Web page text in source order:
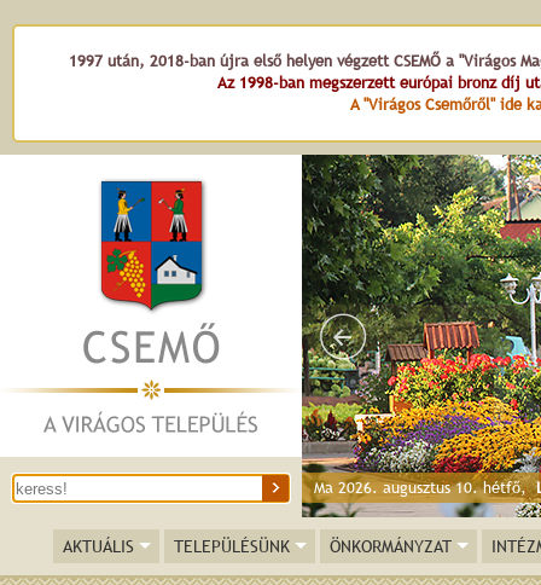
1997 után, 2018-ban újra első helyen végzett CSEMŐ a "Virágos
Az 1998-ban megszerzett európai bronz díj
A "Virágos Csemőről" ide
Ma 2026. augusztus 10. hétfő,
AKTUÁLIS TELEPÜLÉSÜNK ÖNKORMÁNYZAT